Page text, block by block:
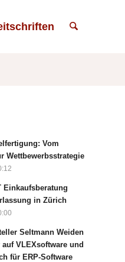
Vom
Wettbewerbsstrategie
Einkaufsberatung
in Zürich
Seltmann Weiden
VLEXsoftware und
für ERP-Software